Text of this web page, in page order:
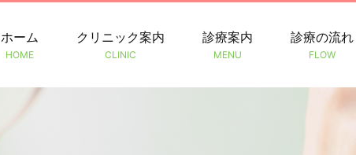
ホーム
HOME
クリニック案内
CLINIC
診療案内
MENU
診療の流れ
FLOW